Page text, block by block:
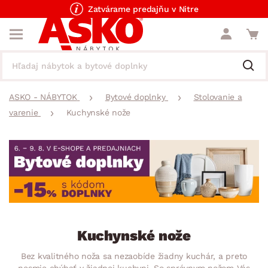
Zatvárame predajňu v Nitre
ASKO - NÁBYTOK Bytové doplnky
Stolovanie a
varenie
Kuchynské nože
Kuchynské nože
Bez kvalitného noža sa nezaobíde žiadny kuchár, a preto